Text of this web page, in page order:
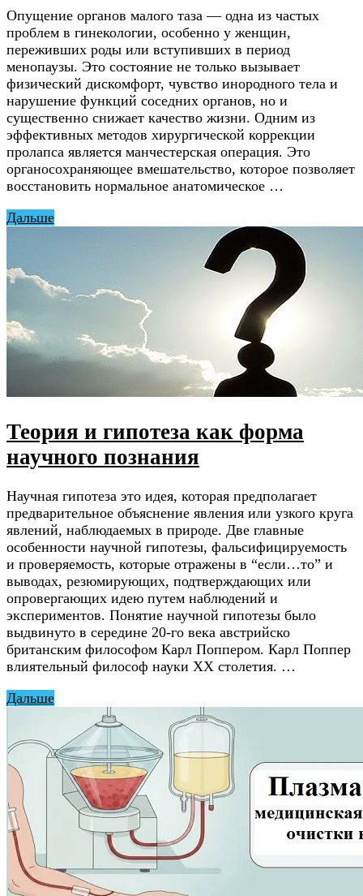
Опущение органов малого таза — одна из частых
проблем в гинекологии, особенно у женщин,
переживших роды или вступивших в период
менопаузы. Это состояние не только вызывает
физический дискомфорт, чувство инородного тела и
нарушение функций соседних органов, но и
существенно снижает качество жизни. Одним из
эффективных методов хирургической коррекции
пролапса является манчестерская операция. Это
органосохраняющее вмешательство, которое позволяет
восстановить нормальное анатомическое …
Дальше
Теория и гипотеза как форма
научного познания
Научная гипотеза это идея, которая предполагает
предварительное объяснение явления или узкого круга
явлений, наблюдаемых в природе. Две главные
особенности научной гипотезы, фальсифицируемость
и проверяемость, которые отражены в “если…то” и
выводах, резюмирующих, подтверждающих или
опровергающих идею путем наблюдений и
экспериментов. Понятие научной гипотезы было
выдвинуто в середине 20-го века австрийско
британским философом Карл Поппером. Карл Поппер
влиятельный философ науки XX столетия. …
Дальше